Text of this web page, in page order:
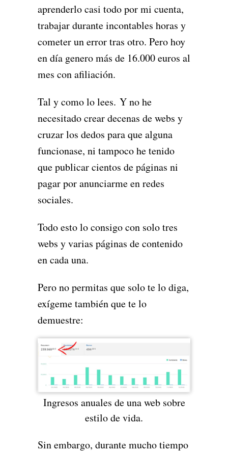
aprenderlo casi todo por mi cuenta,
trabajar durante incontables horas y
cometer un error tras otro. Pero hoy
en día genero más de 16.000 euros al
mes con afiliación.
Tal y como lo lees. Y no he
necesitado crear decenas de webs y
cruzar los dedos para que alguna
funcionase, ni tampoco he tenido
que publicar cientos de páginas ni
pagar por anunciarme en redes
sociales.
Todo esto lo consigo con solo tres
webs y varias páginas de contenido
en cada una.
Pero no permitas que solo te lo diga,
exígeme también que te lo
demuestre:
Ingresos anuales de una web sobre
estilo de vida.
Sin embargo, durante mucho tiempo